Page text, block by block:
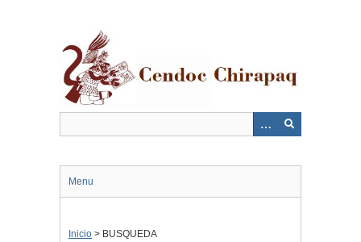
Menu
Inicio > BUSQUEDA